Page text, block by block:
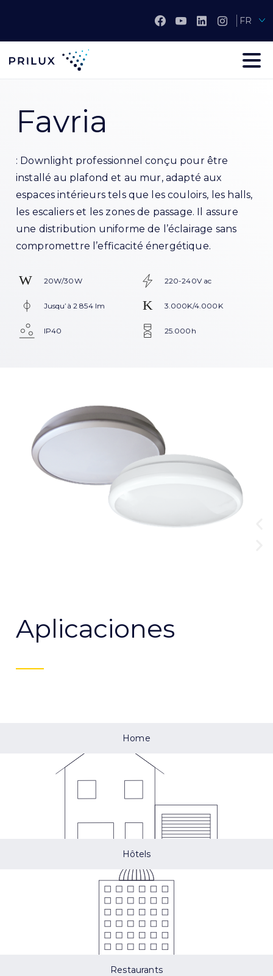
FR
Favria
: Downlight professionnel conçu pour être
installé au plafond et au mur, adapté aux
espaces intérieurs tels que les couloirs, les halls,
les escaliers et les zones de passage. Il assure
une distribution uniforme de l’éclairage sans
compromettre l’efficacité énergétique.
20W/30W
Jusqu’à 2 854 lm
IP40
220-240V ac
3.000K/4.000K
25.000h
Aplicaciones
Home
Hôtels
Restaurants